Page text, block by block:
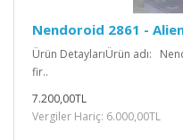
Nendoroid 2861 -
Ürün DetaylarıÜrün adı:
fir..
7.200,00TL
Vergiler Hariç: 6.000,00TL